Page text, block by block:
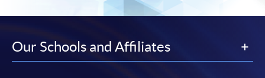
Our Schools and Affiliates